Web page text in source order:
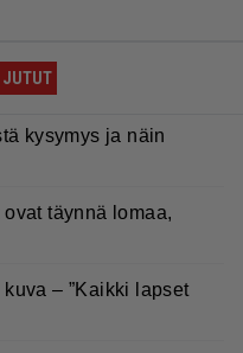
JUTUT
kysymys ja näin
täynnä lomaa,
– ”Kaikki lapset